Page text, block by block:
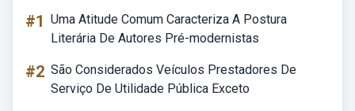
#1 Uma Atitude Comum Caracteriza A Postura
Literária De Autores Pré-modernistas
#2 São Considerados Veículos Prestadores De
Serviço De Utilidade Pública Exceto